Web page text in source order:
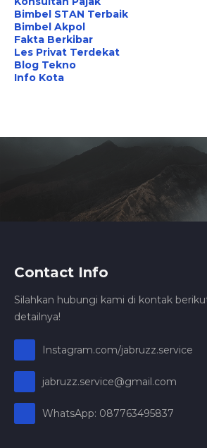
Bimbel STAN Terbaik
Bimbel Akpol
Fakta Berkibar
Les Privat Terdekat
Blog Tekno
Info Kota
Contact Info
Silahkan hubungi kami di kontak
detailnya!
Instagram.com/jabruzz.service
jabruzz.service@gmail.com
WhatsApp: 087763495837